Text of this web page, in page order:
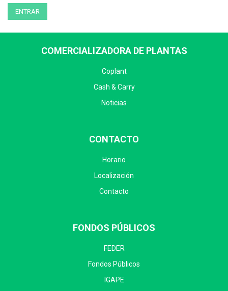
ENTRAR
COMERCIALIZADORA DE PLANTAS
Coplant
Cash & Carry
Noticias
CONTACTO
Horario
Localización
Contacto
FONDOS PÚBLICOS
FEDER
Fondos Públicos
IGAPE